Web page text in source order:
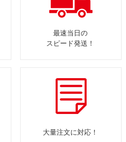
最速当日の
スピード発送！
大量注文に対応！